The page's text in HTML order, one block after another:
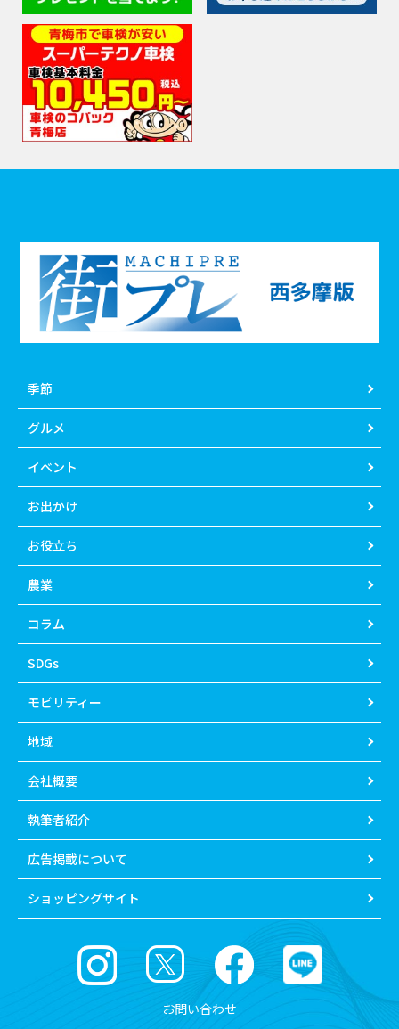
季節
グルメ
イベント
お出かけ
お役立ち
農業
コラム
SDGs
モビリティー
地域
会社概要
執筆者紹介
広告掲載について
ショッピングサイト
お問い合わせ